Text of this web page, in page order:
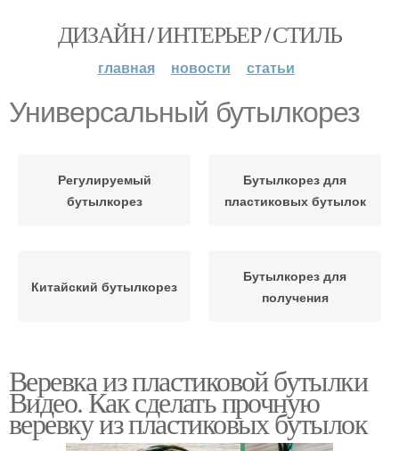
ДИЗАЙН / ИНТЕРЬЕР / СТИЛЬ
главная новости статьи
Универсальный бутылкорез
Регулируемый
бутылкорез
Бутылкорез для
пластиковых бутылок
Китайский бутылкорез
Бутылкорез для
получения
Веревка из пластиковой бутылки
Видео. Как сделать прочную
веревку из пластиковых бутылок